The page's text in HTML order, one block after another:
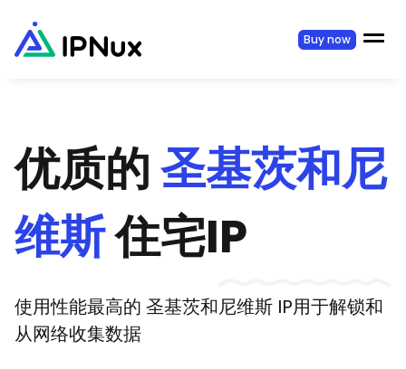
Buy now
优质的圣基茨和尼
维斯住宅IP
使用性能最高的 圣基茨和尼维斯 IP用于解锁和
从网络收集数据